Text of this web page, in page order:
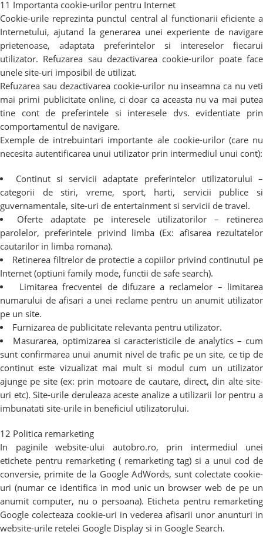
11 Importanta cookie-urilor pentru Internet
Cookie-urile reprezinta punctul central al functionarii eficiente a
Internetului, ajutand la generarea unei experiente de navigare
prietenoase, adaptata preferintelor si intereselor fiecarui
utilizator. Refuzarea sau dezactivarea cookie-urilor poate face
unele site-uri imposibil de utilizat.
Refuzarea sau dezactivarea cookie-urilor nu inseamna ca nu veti
mai primi publicitate online, ci doar ca aceasta nu va mai putea
tine cont de preferintele si interesele dvs. evidentiate prin
comportamentul de navigare.
Exemple de intrebuintari importante ale cookie-urilor (care nu
necesita autentificarea unui utilizator prin intermediul unui cont):
Continut si servicii adaptate preferintelor utilizatorului –
categorii de stiri, vreme, sport, harti, servicii publice si
guvernamentale, site-uri de entertainment si servicii de travel.
Oferte adaptate pe interesele utilizatorilor – retinerea
parolelor, preferintele privind limba (Ex: afisarea rezultatelor
cautarilor in limba romana).
Retinerea filtrelor de protectie a copiilor privind continutul pe
Internet (optiuni family mode, functii de safe search).
Limitarea frecventei de difuzare a reclamelor – limitarea
numarului de afisari a unei reclame pentru un anumit utilizator
pe un site.
Furnizarea de publicitate relevanta pentru utilizator.
Masurarea, optimizarea si caracteristicile de analytics – cum
sunt confirmarea unui anumit nivel de trafic pe un site, ce tip de
continut este vizualizat mai mult si modul cum un utilizator
ajunge pe site (ex: prin motoare de cautare, direct, din alte site-
uri etc). Site-urile deruleaza aceste analize a utilizarii lor pentru a
imbunatati site-urile in beneficiul utilizatorului.
12 Politica remarketing
In paginile website-ului autobro.ro, prin intermediul unei
etichete pentru remarketing ( remarketing tag) si a unui cod de
conversie, primite de la Google AdWords, sunt colectate cookie-
uri (numar ce identifica in mod unic un browser web de pe un
anumit computer, nu o persoana). Eticheta pentru remarketing
Google colecteaza cookie-uri in vederea afisarii unor anunturi in
website-urile retelei Google Display si in Google Search.